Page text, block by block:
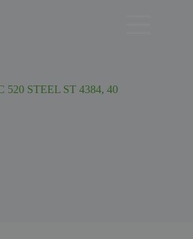
520 STEEL ST 4384, 40